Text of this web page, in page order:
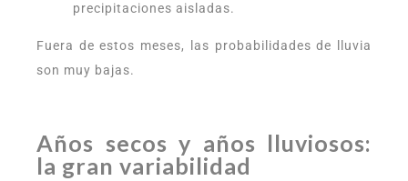
precipitaciones aisladas.
Fuera de estos meses, las probabilidades de lluvia
son muy bajas.
Años secos y años lluviosos:
la gran variabilidad